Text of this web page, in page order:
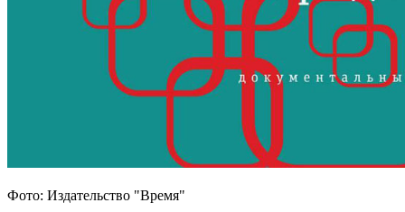
Фото: Издательство "Время"